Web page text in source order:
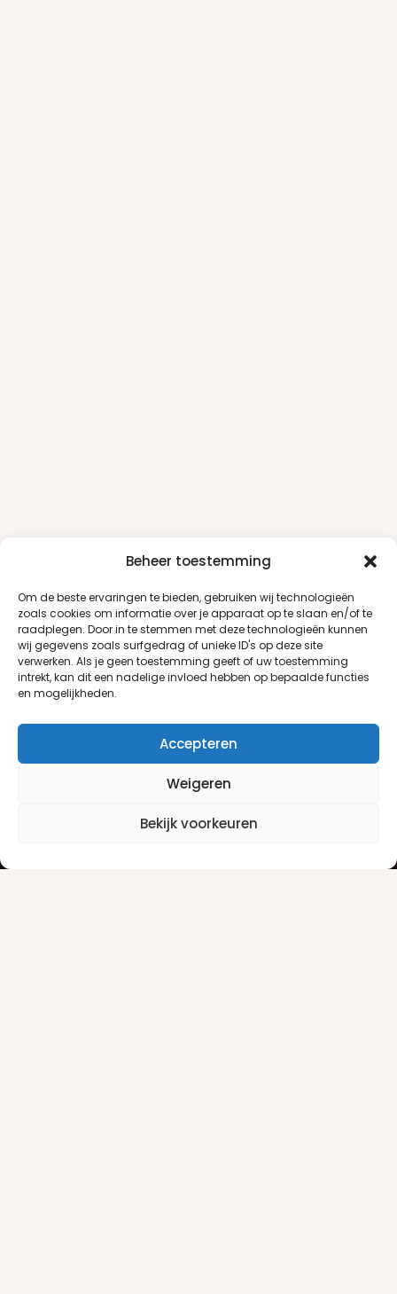
Beheer toestemming
Om de beste ervaringen te bieden, gebruiken wij technologieën
zoals cookies om informatie over je apparaat op te slaan en/of te
raadplegen. Door in te stemmen met deze technologieën kunnen
wij gegevens zoals surfgedrag of unieke ID's op deze site
verwerken. Als je geen toestemming geeft of uw toestemming
intrekt, kan dit een nadelige invloed hebben op bepaalde functies
en mogelijkheden.
Accepteren
Weigeren
Bekijk voorkeuren